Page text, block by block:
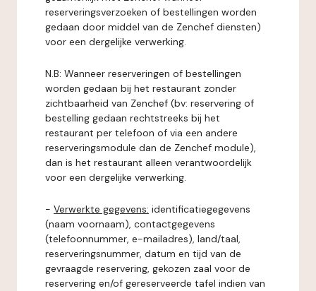
reserveringsverzoeken of bestellingen worden
gedaan door middel van de Zenchef diensten)
voor een dergelijke verwerking.
N.B: Wanneer reserveringen of bestellingen
worden gedaan bij het restaurant zonder
zichtbaarheid van Zenchef (bv: reservering of
bestelling gedaan rechtstreeks bij het
restaurant per telefoon of via een andere
reserveringsmodule dan de Zenchef module),
dan is het restaurant alleen verantwoordelijk
voor een dergelijke verwerking.
- Verwerkte gegevens: identificatiegegevens
(naam voornaam), contactgegevens
(telefoonnummer, e-mailadres), land/taal,
reserveringsnummer, datum en tijd van de
gevraagde reservering, gekozen zaal voor de
reservering en/of gereserveerde tafel indien van